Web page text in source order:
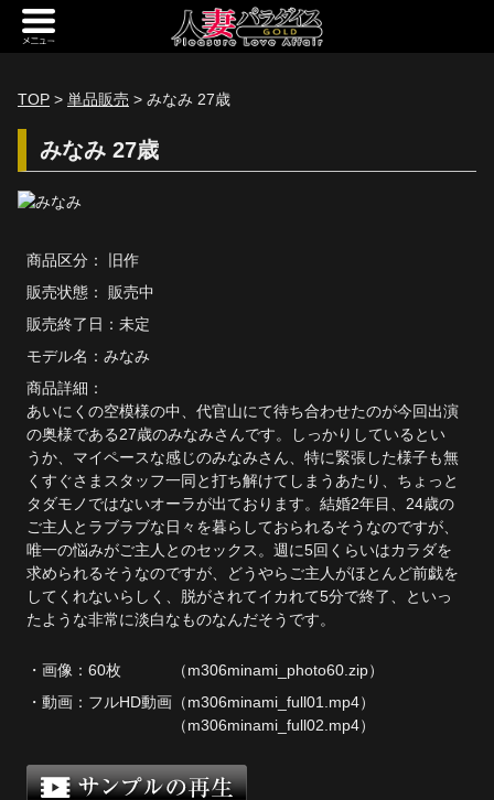
トップページ
[定額] 人妻楽園ギャラリー
[定額] 期間限定ギャラリー
[定額] 継続1カ月ギャラリー
[定額] 継続3カ月ギャラリー
[定額] 継続6カ月ギャラリー
定額奥様一覧
単品販売
ヘルプ
お問い合わせ
TOP > 単品販売 > みなみ 27歳
みなみ 27歳
商品区分： 旧作
販売状態： 販売中
販売終了日：未定
モデル名： みなみ
商品詳細：
あいにくの空模様の中、代官山にて待ち合わせたのが今回出演
の奥様である27歳のみなみさんです。しっかりしているとい
うか、マイペースな感じのみなみさん、特に緊張した様子も無
くすぐさまスタッフ一同と打ち解けてしまうあたり、ちょっと
タダモノではないオーラが出ております。結婚2年目、24歳の
ご主人とラブラブな日々を暮らしておられるそうなのですが、
唯一の悩みがご主人とのセックス。週に5回くらいはカラダを
求められるそうなのですが、どうやらご主人がほとんど前戯を
してくれないらしく、脱がされてイカれて5分で終了、といっ
たような非常に淡白なものなんだそうです。
・画像： 60枚
（m306minami_photo60.zip）
・動画： フルHD動画 （m306minami_full01.mp4）
（m306minami_full02.mp4）